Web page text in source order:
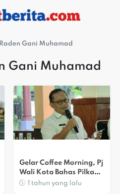
Raden Gani Muhamad
Gani Muhamad
Gelar Coffee Morning, Pj
Wali Kota Bahas Pilkada
Kota Bekasi
1 tahun yang lalu